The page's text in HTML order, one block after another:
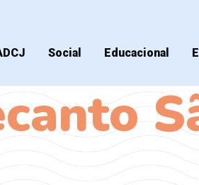
Social Educacional